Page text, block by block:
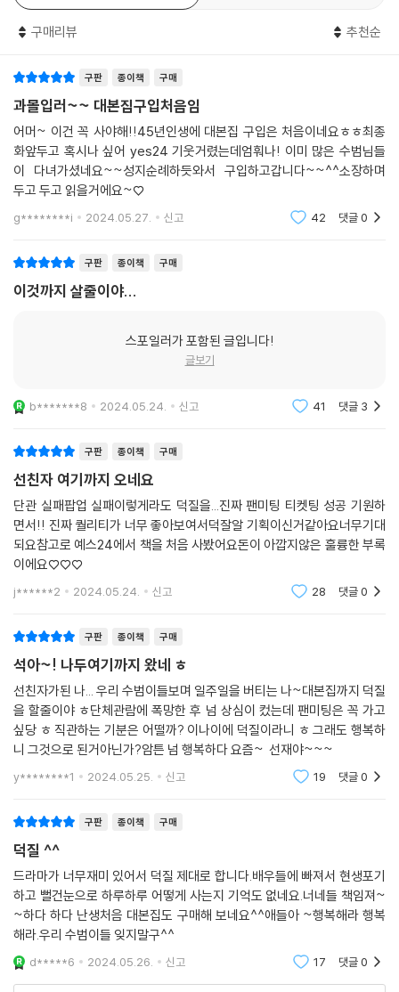
음을 막기 위해 열성팬 ‘솔’이 시간을 거슬러 2008년으로 돌아가는 ‘운명
오가며 끊임없이 서로가 서로를 구하는 ‘쌍방 구원 로맨스’를 주축으로, 최
애(선재)의 첫사랑이 실은 자신(솔)이었다는 서사와 과거를 바꿔도 둘의
인연이 다시금 이어지는 운명적 사랑 이야기로 행복한 ‘과몰입’을 낳았다.
또한 이시은 작가의 촘촘한 구성과 함께 맛있게 버무려진 2000년대 초반
감성으로 큰 호평을 받았다. 싸이월드, 캔모아, 폴더폰, 귀여니 소설, 200
0년대 음악 등의 디테일이 스토리 적재적소에 녹아든 데다, 매 순간 ‘고구
마’ 없는 시원한 전개로 시청자들에게 큰 활력소가 되어주었다. 타임슬립,
는 판타지 요소가 가득한 드라마지만, 이시은 작가의 뛰어난 구성력과 디
마로 자리매김했다.
“그냥 다 고맙죠. 이 세상에 존재해줘서.”
미공개 씬은 물론, 대본집 출간 결정 후 새로 집필한 플러스 스크립트,
작가 PICK 코멘터리와 이시은 작가·변우석 배우·김혜윤 배우 인터뷰까
존재 자체로 고마운 부록 자료 대방출
그간 꽁꽁 숨겨져 있던 「선재 업고 튀어」의 귀중한 자료들이 대본집 출간으
로 봉인 해제된다. 유튜브 ‘tvN drama’에 드라마 미공개 씬이 공개될 때마
다 ‘미치겠네, 이렇게 많았다고?’, ‘이 재밌는 걸 뺐다고?’, ‘진짜 미방분 다
주세요.’란 반응이 수두룩했던 만큼 『선재 업고 튀어 대본집』은 무삭제 대
본집의 매력이 철철 넘치는 작품이다. 방송 편집본, 미촬영본 등을 모두 포
함한 ‘작가판 무삭제 대본집’이며, 데뷔 후 줄곧 로맨스 드라마를 써온 이시
정선을 확인할 수 있다.
그뿐만이 아니다. 이시은 작가가 대본집 출간 결정 이후에 새로 집필한 10
을지 상상해보는 것도 대본집이 기다려지는 설렘 포인트가 아닐 수 없다.
1, 2권 본문 앞에는 ‘작가 PICK 코멘터리’를 스틸 컷과 함께 수록해 드라마
의 설렘을 파도를 맞듯 한 번에 느껴볼 수 있도록 구성했다. 더불어 솔이가
쓰고 선재가 반한 ‘기억을 걷는 시간’ 시나리오의 인서트용 촬영 소품용 대
본도 수록했다. 사랑과 관심을 함께 받은 작품인 만큼, 이시은 작가와 변우
하인드 스토리까지 대본집에서 모두 다 확인할 수 있다.
「선재 업고 튀어」가 글로벌 팬들에게 큰 사랑을 받은 만큼 ‘플러스 스크립
트’와 ‘작가·배우(변우석·김혜윤) 인터뷰’에 한해 영어 번역본을 수록했다.
구매리뷰 추천순
구판 종이책 구매
과몰입러~~ 대본집구입처음임
어머~ 이건 꼭 사야해!!45년인생에 대본집 구입은 처음이네요ㅎㅎ최종
화앞두고 혹시나 싶어 yes24 기웃거렸는데엄훠나! 이미 많은 수범님들
이 다녀가셨네요~~성지순례하듯와서 구입하고갑니다~~^^소장하며
두고 두고 읽을거에요~♡
g********i 2024.05.27. 신고 42 댓글0
구판 종이책 구매
이것까지 살줄이야...
스포일러가 포함된 글입니다!
글보기
b*******8 2024.05.24. 신고 41 댓글 3
구판 종이책 구매
선친자 여기까지 오네요
단관 실패팝업 실패이렇게라도 덕질을...진짜 팬미팅 티켓팅 성공 기원하
면서!! 진짜 퀄리티가 너무 좋아보여서덕잘알 기획이신거같아요너무기대
되요참고로 예스24에서 책을 처음 사봤어요돈이 아깝지않은 훌륭한 부록
이에요♡♡♡
j******2 2024.05.24. 신고 28 댓글0
구판 종이책 구매
석아~! 나두여기까지 왔네 ㅎ
선친자가된 나... 우리 수범이들보며 일주일을 버티는 나~대본집까지 덕질
을 할줄이야 ㅎ단체관람에 폭망한 후 넘 상심이 컸는데 팬미팅은 꼭 가고
싶당 ㅎ 직관하는 기분은 어떨까? 이나이에 덕질이라니 ㅎ 그래도 행복하
니 그것으로 된거아닌가?암튼 넘 행복하다 요즘~ 선재야~~~
y********1 2024.05.25. 신고 19 댓글0
구판 종이책 구매
덕질 ^^
드라마가 너무재미 있어서 덕질 제대로 합니다.배우들에 빠져서 현생포기
하고 뻘건눈으로 하루하루 어떻게 사는지 기억도 없네요.너네들 책임져~
~하다 하다 난생처음 대본집도 구매해 보네요^^애들아 ~행복해라 행복
해라.우리 수범이들 잊지말구^^
d*****6 2024.05.26. 신고 17 댓글0